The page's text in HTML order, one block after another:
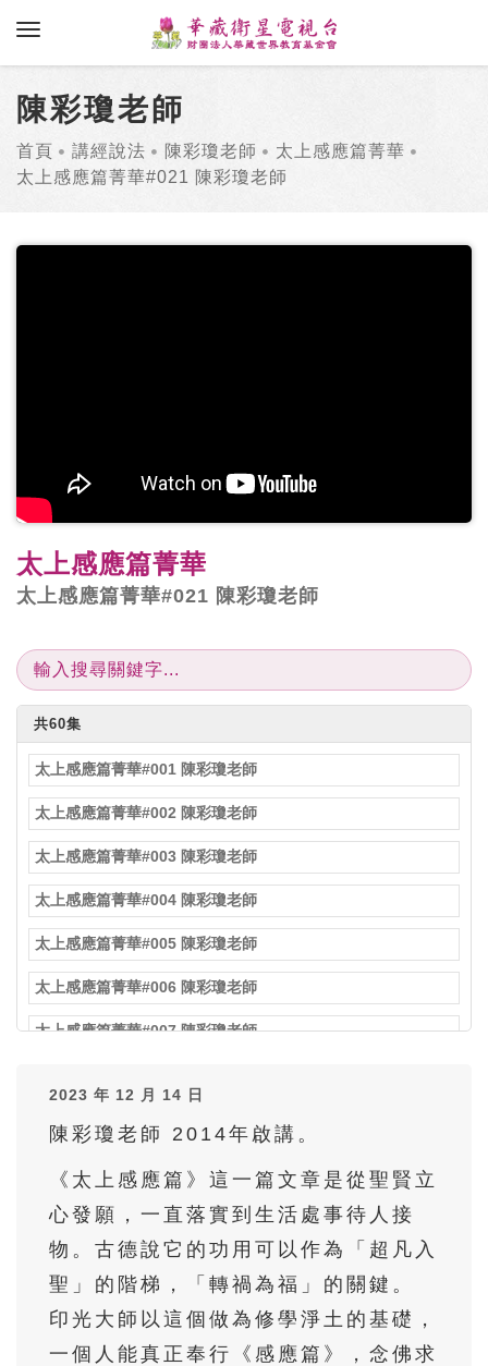
toggle navigation
陳彩瓊老師
首頁 講經說法 陳彩瓊老師
太上感應篇菁華
太上感應篇菁華#021 陳彩瓊老師
太上感應篇菁華
太上感應篇菁華#021 陳彩瓊老師
共60集
太上感應篇菁華#001 陳彩瓊老師
太上感應篇菁華#002 陳彩瓊老師
太上感應篇菁華#003 陳彩瓊老師
太上感應篇菁華#004 陳彩瓊老師
太上感應篇菁華#005 陳彩瓊老師
太上感應篇菁華#006 陳彩瓊老師
太上感應篇菁華#007 陳彩瓊老師
太上感應篇菁華#011 陳彩瓊老師
太上感應篇菁華#012 陳彩瓊老師
太上感應篇菁華#013 陳彩瓊老師
2023 年 12 月 14 日
陳彩瓊老師 2014年啟講。
《太上感應篇》這一篇文章是從聖賢立
心發願，一直落實到生活處事待人接
物。古德說它的功用可以作為「超凡入
聖」的階梯，「轉禍為福」的關鍵。
印光大師以這個做為修學淨土的基礎，
一個人能真正奉行《感應篇》，念佛求